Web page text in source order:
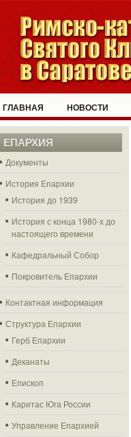
ГЛАВНАЯ НОВОСТИ
ЕПАРХИЯ
Документы
История Епархии
История до 1939
История с конца 1980-х до
настоящего времени
Кафедральный Собор
Покровитель Епархии
Контактная информация
Структура Епархии
Герб Епархии
Деканаты
Епископ
Каритас Юга России
Управление Епархией